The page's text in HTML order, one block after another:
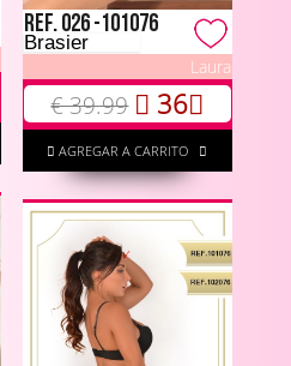
Ref. 026 -101076
Brasier
Laura
€ 39.99 36
AGREGAR A CARRITO